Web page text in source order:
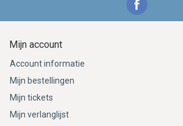
Mijn account
Account informatie
Mijn bestellingen
Mijn tickets
Mijn verlanglijst